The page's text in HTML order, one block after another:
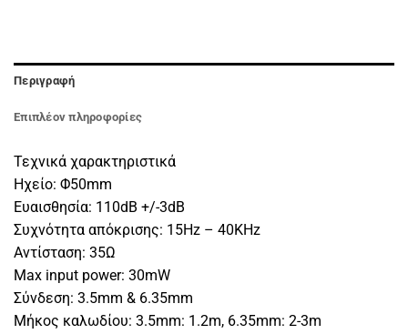
Περιγραφή
Επιπλέον πληροφορίες
Τεχνικά χαρακτηριστικά
Ηχείο: Φ50mm
Ευαισθησία: 110dB +/-3dB
Συχνότητα απόκρισης: 15Hz – 40KHz
Αντίσταση: 35Ω
Max input power: 30mW
Σύνδεση: 3.5mm & 6.35mm
Μήκος καλωδίου: 3.5mm: 1.2m, 6.35mm: 2-3m